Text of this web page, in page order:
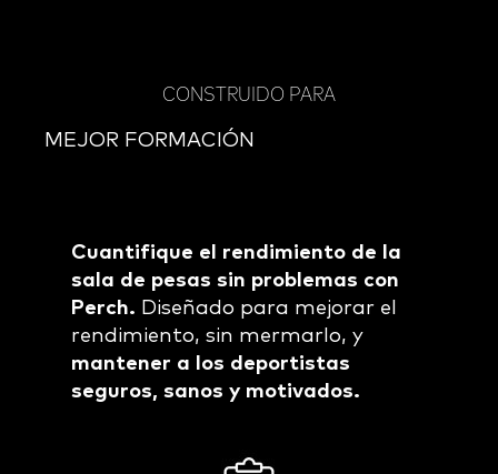
CONSTRUIDO PARA
MEJOR FORMACIÓN
Cuantifique el rendimiento de la
sala de pesas sin problemas con
Perch. Diseñado para mejorar el
rendimiento, sin mermarlo, y
mantener a los deportistas
seguros, sanos y motivados.